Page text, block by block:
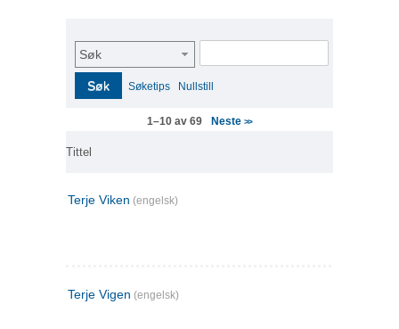
Søk
Søk Søketips Nullstill
1–10 av 69 Neste>>
Tittel
Terje Viken (engelsk)
Terje Vigen (engelsk)